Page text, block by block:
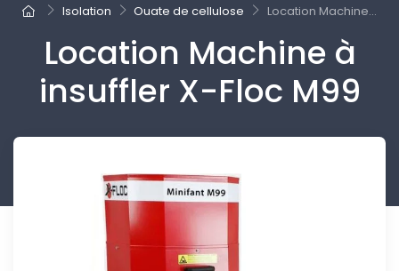
Isolation Ouate de cellulose Location Machine...
Location Machine à
insuffler X-Floc M99